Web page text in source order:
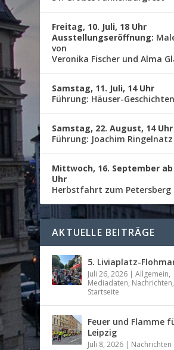
Freitag, 10. Juli, 18 Uhr
Ausstellungseröffnung:
von
Veronika Fischer und Alma
Samstag, 11. Juli, 14 Uhr
Führung: Häuser-Geschichten
Samstag, 22. August, 14 Uhr
Führung: Joachim Ringelnatz
Mittwoch, 16. September ab
Uhr
Herbstfahrt zum Petersberg
AKTUELLE BEITRÄGE
5. Liviaplatz-
Juli 26, 2026 |Allgemein,
Mediadaten, Nachrichten,
Startseite
Feuer und Flamme
Leipzig
Juli 8, 2026 | Nachrichten